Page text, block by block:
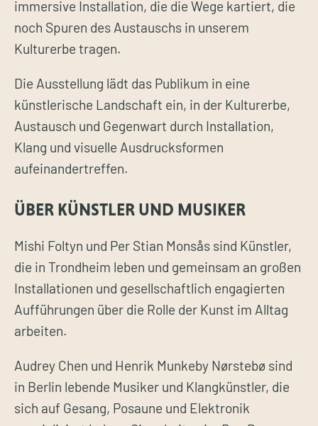
immersive Installation, die die Wege kartiert, die
noch Spuren des Austauschs in unserem
Kulturerbe tragen.
Die Ausstellung lädt das Publikum in eine
künstlerische Landschaft ein, in der Kulturerbe,
Austausch und Gegenwart durch Installation,
Klang und visuelle Ausdrucksformen
aufeinandertreffen.
ÜBER KÜNSTLER UND MUSIKER
Mishi Foltyn und Per Stian Monsås sind Künstler,
die in Trondheim leben und gemeinsam an großen
Installationen und gesellschaftlich engagierten
Aufführungen über die Rolle der Kunst im Alltag
arbeiten.
Audrey Chen und Henrik Munkeby Nørstebø sind
in Berlin lebende Musiker und Klangkünstler, die
sich auf Gesang, Posaune und Elektronik